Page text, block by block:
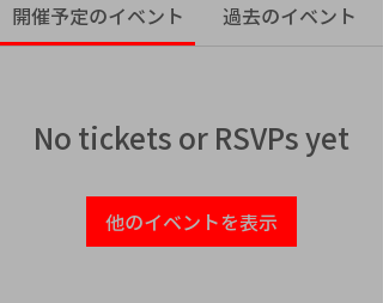
開催予定のイベント
過去のイベント
No tickets or RSVPs yet
他のイベントを表示